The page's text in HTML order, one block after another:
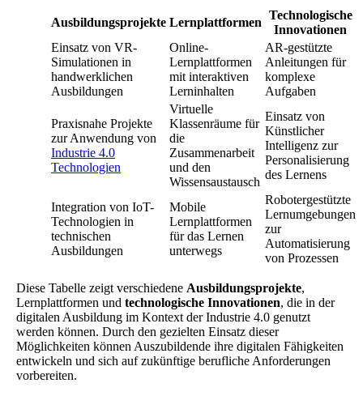
Ausbildungsprojekte Lernplattformen
Technologische
Innovationen
Einsatz von VR-
Simulationen in
handwerklichen
Ausbildungen
Online-
Lernplattformen
mit interaktiven
Lerninhalten
AR-gestützte
Anleitungen für
komplexe
Aufgaben
Praxisnahe Projekte
zur Anwendung von
Industrie 4.0
Technologien
Virtuelle
Klassenräume für
die
Zusammenarbeit
und den
Wissensaustausch
Einsatz von
Künstlicher
Intelligenz zur
Personalisierung
des Lernens
Integration von IoT-
Technologien in
technischen
Ausbildungen
Mobile
Lernplattformen
für das Lernen
unterwegs
Robotergestützte
Lernumgebungen
zur
Automatisierung
von Prozessen
Diese Tabelle zeigt verschiedene Ausbildungsprojekte,
Lernplattformen und technologische Innovationen, die in der
digitalen Ausbildung im Kontext der Industrie 4.0 genutzt
werden können. Durch den gezielten Einsatz dieser
Möglichkeiten können Auszubildende ihre digitalen Fähigkeiten
entwickeln und sich auf zukünftige berufliche Anforderungen
vorbereiten.